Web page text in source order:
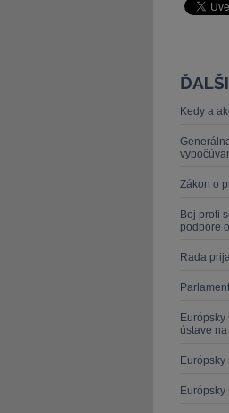
Kedy a
Zákon o
Boj proti
podpore
Rada
ústave